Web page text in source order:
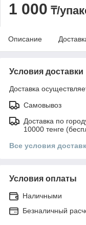
1 000 ₸/
Описание
Условия доставки
Доставка
Самовывоз
Доставка по
10000 тенге
Все условия
Условия оплаты
Наличными
Безналичный